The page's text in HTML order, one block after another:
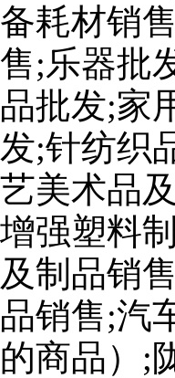
备耗材销
售;乐器批
品批发;家
发;针纺织
艺美术品
增强塑料
及制品销
品销售;汽
的商品）;